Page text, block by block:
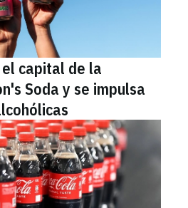
capital de la
Soda y se impulsa